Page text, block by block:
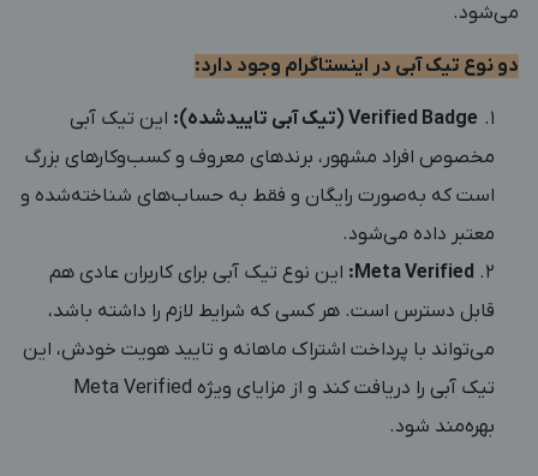
می‌شود.
دو نوع تیک آبی در اینستاگرام وجود دارد:
Verified Badge (تیک آبی تایید‌شده):
این تیک آبی
مخصوص افراد مشهور، برندهای معروف و کسب‌وکارهای بزرگ
است که به‌صورت رایگان و فقط به حساب‌های شناخته‌شده و
معتبر داده می‌شود.
Meta Verified: این نوع تیک آبی برای کاربران عادی هم
قابل دسترس است. هر کسی که شرایط لازم را داشته باشد،
می‌تواند با پرداخت اشتراک ماهانه و تایید هویت خودش، این
تیک آبی را دریافت کند و از مزایای ویژه Meta Verified
بهره‌مند شود.